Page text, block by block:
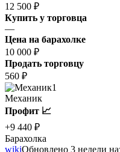
12 500 ₽
Купить у торговца
—
Цена на барахолке
10 000 ₽
Продать торговцу
560 ₽
1
Механик
Профит 📈
+9 440 ₽
Барахолка
wikiОбновлено 3 недели